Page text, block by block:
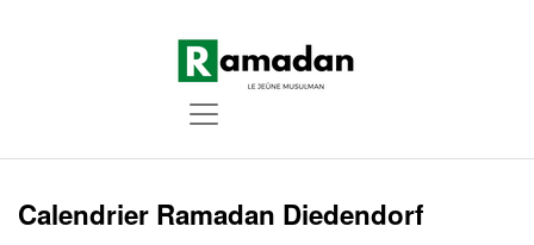
Calendrier Ramadan Diedendorf